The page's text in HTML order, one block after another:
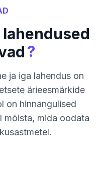
?
ja iga lahendus on
ärieesmärkide
on hinnangulised
mõista, mida oodata